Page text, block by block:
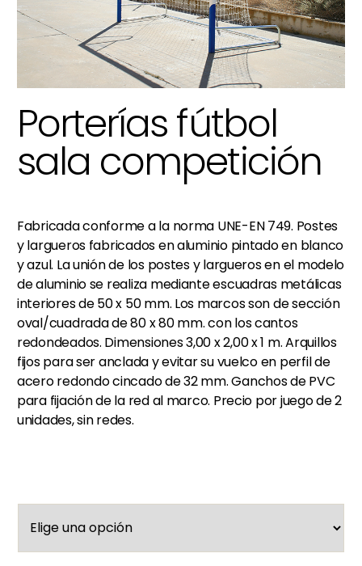
Porterías fútbol
sala competición
Fabricada conforme a la norma UNE-EN 749. Postes
y largueros fabricados en aluminio pintado en blanco
y azul. La unión de los postes y largueros en el modelo
de aluminio se realiza mediante escuadras metálicas
interiores de 50 x 50 mm. Los marcos son de sección
oval/cuadrada de 80 x 80 mm. con los cantos
redondeados. Dimensiones 3,00 x 2,00 x 1 m. Arquillos
fijos para ser anclada y evitar su vuelco en perfil de
acero redondo cincado de 32 mm. Ganchos de PVC
para fijación de la red al marco. Precio por juego de 2
unidades, sin redes.